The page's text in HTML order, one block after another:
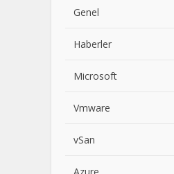
Genel
Haberler
Microsoft
Vmware
vSan